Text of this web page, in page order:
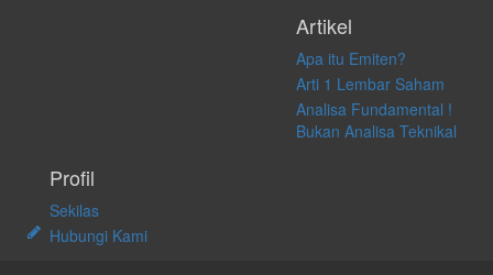
Artikel
Apa itu Emiten?
Arti 1 Lembar Saham
Analisa Fundamental !
Bukan Analisa Teknikal
Profil
Sekilas
Hubungi Kami